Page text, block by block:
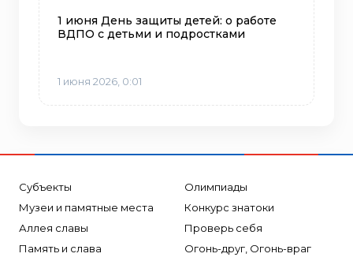
1 июня День защиты детей: о работе
ВДПО с детьми и подростками
1 июня 2026, 0:01
Субъекты
Музеи и памятные места
Аллея славы
Память и слава
Олимпиады
Конкурс знатоки
Проверь себя
Огонь-друг, Огонь-враг